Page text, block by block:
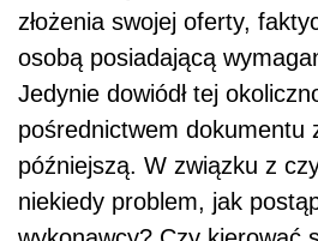
złożenia swojej oferty,
osobą posiadającą
Jedynie dowiódł tej
pośrednictwem dokumentu
późniejszą. W związku z
niekiedy problem, jak